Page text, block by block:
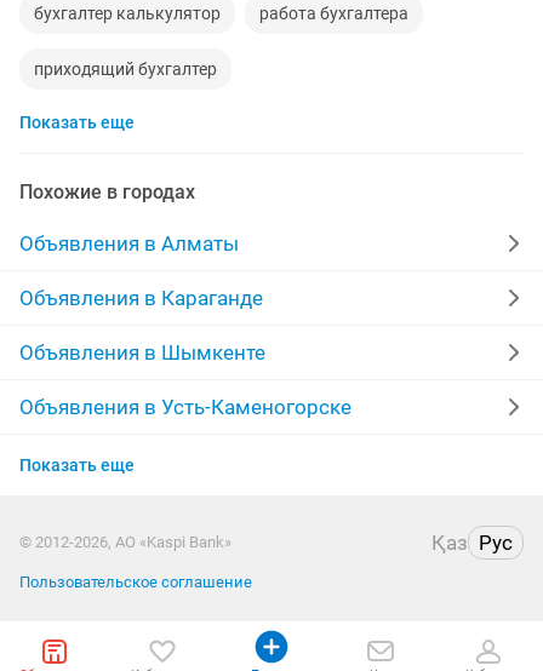
бухгалтер калькулятор работа бухгалтера
приходящий бухгалтер
требуется помощник бухгалтера
бухгалтерские бухгалтер кассир
курсы бухгалтеров ищу работу главного бухгалтера
бухгалтерия ищу работу бухгалтером
Показать еще
Похожие в городах
Объявления в Алматы
Объявления в Караганде
Объявления в Шымкенте
Объявления в Усть-Каменогорске
Объявления в Актобе
Объявления в Костанае
Объявления в Павлодаре
Показать еще
© 2012-2026, АО «Kaspi Bank» Қаз Рус
Пользовательское соглашение